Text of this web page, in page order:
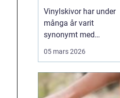
Vinylskivor har under
många år varit
synonymt med
framväxten av nya
former av musikmedia,
05 mars 2026